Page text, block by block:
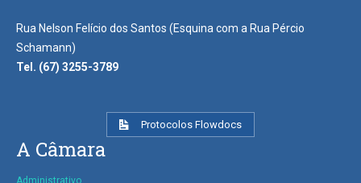
Rua Nelson Felício dos Santos (Esquina com a Rua Pércio
Schamann)
Tel. (67) 3255-3789
Protocolos Flowdocs
A Câmara
Administrativo